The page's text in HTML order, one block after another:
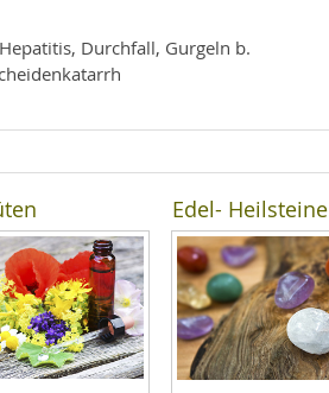
Durchfall, Gurgeln b.
Edel- Heilsteine